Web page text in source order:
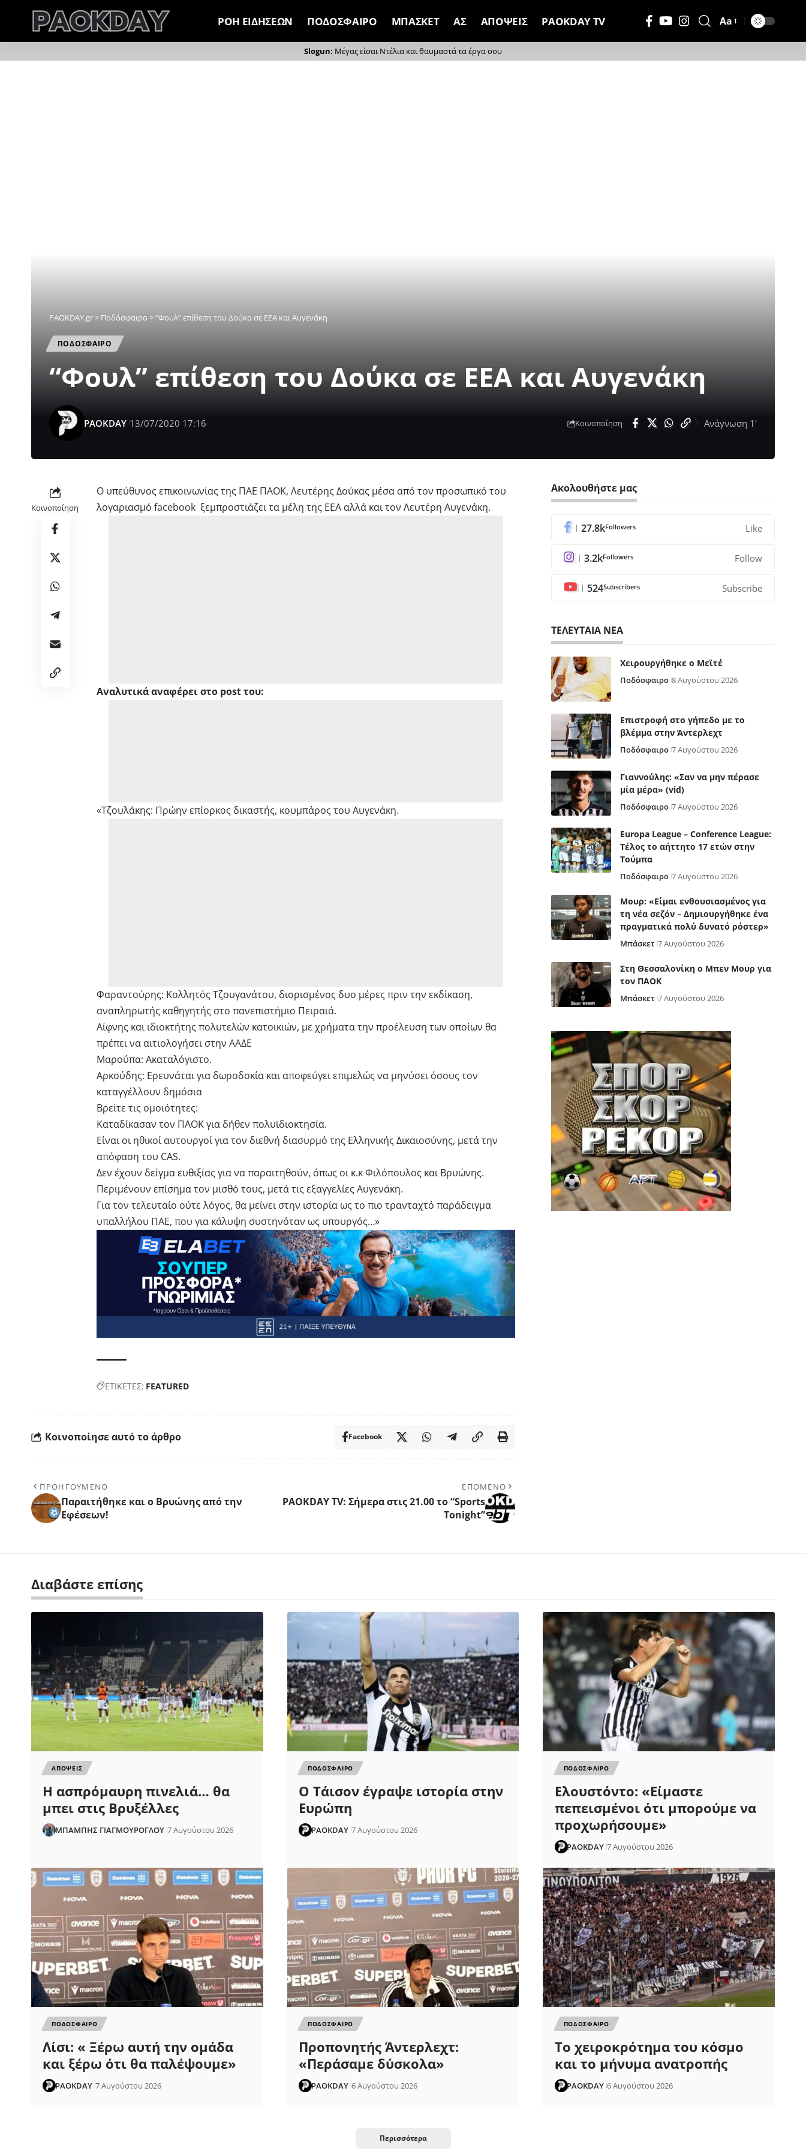
ΡΟΗ ΕΙΔΗΣΕΩΝ ΠΟΔΟΣΦΑΙΡΟ ΜΠΑΣΚΕΤ ΑΣ ΑΠΟΨΕΙΣ PAOKDAY TV
Μέγεθος
Γραμματοσειράς
Aa
Μέγας είσαι Ντέλια και θαυμαστά τα έργα σου
PAOKDAY.gr> Ποδόσφαιρο >“Φουλ” επίθεση του Δούκα σε ΕΕΑ και Αυγενάκη
ΠΟΔΟΣΦΑΙΡΟ
“Φουλ” επίθεση του Δούκα σε ΕΕΑ και Αυγενάκη
PAOKDAY 13/07/2020 17:16 Κοινοποίηση Ανάγνωση 1'
Κοινοποίηση
Ο υπεύθυνος επικοινωνίας της ΠΑΕ ΠΑΟΚ, Λευτέρης Δούκας μέσα από τον προσωπικό του
λογαριασμό facebook ξεμπροστιάζει τα μέλη της ΕΕΑ αλλά και τον Λευτέρη Αυγενάκη.
Αναλυτικά αναφέρει στο post του:
«Τζουλάκης: Πρώην επίορκος δικαστής, κουμπάρος του Αυγενάκη.
Φαραντούρης: Κολλητός Τζουγανάτου, διορισμένος δυο μέρες πριν την εκδίκαση,
αναπληρωτής καθηγητής στο πανεπιστήμιο Πειραιά.
Αίφνης και ιδιοκτήτης πολυτελών κατοικιών, με χρήματα την προέλευση των οποίων θα
πρέπει να αιτιολογήσει στην ΑΑΔΕ
Μαρούπα: Ακαταλόγιστο.
Αρκούδης: Ερευνάται για δωροδοκία και αποφεύγει επιμελώς να μηνύσει όσους τον
καταγγέλλουν δημόσια
Βρείτε τις ομοιότητες:
Καταδίκασαν τον ΠΑΟΚ για δήθεν πολυϊδιοκτησία.
Είναι οι ηθικοί αυτουργοί για τον διεθνή διασυρμό της Ελληνικής Δικαιοσύνης, μετά την
απόφαση του CAS.
Δεν έχουν δείγμα ευθιξίας για να παραιτηθούν, όπως οι κ.κ Φιλόπουλος και Βρυώνης.
Περιμένουν επίσημα τον μισθό τους, μετά τις εξαγγελίες Αυγενάκη.
Για τον τελευταίο ούτε λόγος, θα μείνει στην ιστορία ως το πιο τρανταχτό παράδειγμα
υπαλλήλου ΠΑΕ, που για κάλυψη συστηνόταν ως υπουργός…»
ΕΤΙΚΕΤΕΣ: FEATURED
Κοινοποίησε αυτό το άρθρο Facebook
ΠΡΟΗΓΟΥΜΕΝΟ
Παραιτήθηκε και ο Βρυώνης από την
Εφέσεων!
ΕΠΟΜΕΝΟ
PAOKDAY TV: Σήμερα στις 21.00 το “Sports
Tonight”
Ακολουθήστε μας
27.8kFollowers Like
3.2kFollowers Follow
524Subscribers Subscribe
ΤΕΛΕΥΤΑΙΑ ΝΕΑ
Χειρουργήθηκε ο Μεϊτέ
Ποδόσφαιρο 8 Αυγούστου 2026
Επιστροφή στο γήπεδο με το
βλέμμα στην Άντερλεχτ
Ποδόσφαιρο 7 Αυγούστου 2026
Γιαννούλης: «Σαν να μην πέρασε
μία μέρα» (vid)
Ποδόσφαιρο 7 Αυγούστου 2026
Europa League – Conference League:
Τέλος το αήττητο 17 ετών στην
Τούμπα
Ποδόσφαιρο 7 Αυγούστου 2026
Μουρ: «Είμαι ενθουσιασμένος για
τη νέα σεζόν – Δημιουργήθηκε ένα
πραγματικά πολύ δυνατό ρόστερ»
Μπάσκετ 7 Αυγούστου 2026
Στη Θεσσαλονίκη ο Μπεν Μουρ για
τον ΠΑΟΚ
Μπάσκετ 7 Αυγούστου 2026
Διαβάστε επίσης
ΑΠΟΨΕΙΣ
Η ασπρόμαυρη πινελιά… θα
μπει στις Βρυξέλλες
ΜΠΑΜΠΗΣ ΓΙΑΓΜΟΥΡΟΓΛΟΥ 7 Αυγούστου 2026
ΠΟΔΟΣΦΑΙΡΟ
Ο Τάισον έγραψε ιστορία στην
Ευρώπη
PAOKDAY 7 Αυγούστου 2026
ΠΟΔΟΣΦΑΙΡΟ
Ελουστόντο: «Είμαστε
πεπεισμένοι ότι μπορούμε να
προχωρήσουμε»
PAOKDAY 7 Αυγούστου 2026
ΠΟΔΟΣΦΑΙΡΟ
Λίσι: « Ξέρω αυτή την ομάδα
και ξέρω ότι θα παλέψουμε»
PAOKDAY 7 Αυγούστου 2026
ΠΟΔΟΣΦΑΙΡΟ
Προπονητής Άντερλεχτ:
«Περάσαμε δύσκολα»
PAOKDAY 6 Αυγούστου 2026
ΠΟΔΟΣΦΑΙΡΟ
Το χειροκρότημα του κόσμο
και το μήνυμα ανατροπής
PAOKDAY 6 Αυγούστου 2026
Περισσότερα